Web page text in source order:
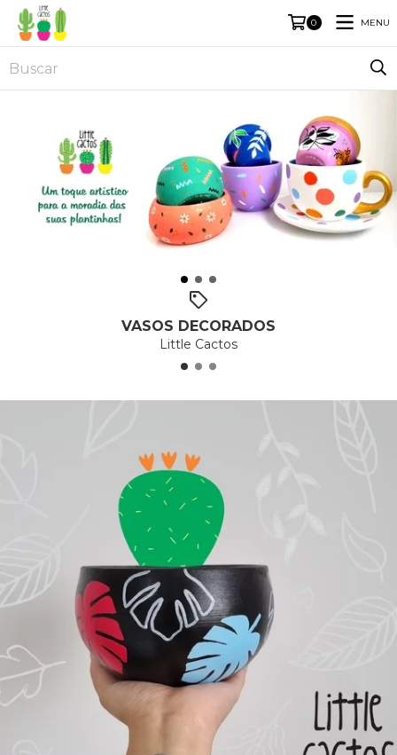
0 MENU
VASOS DECORADOS
Little Cactos